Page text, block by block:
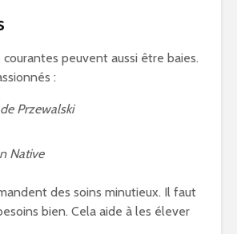
courantes peuvent aussi être baies.
:
Przewalski
Native
des soins minutieux. Il faut
bien. Cela aide à les élever